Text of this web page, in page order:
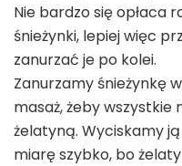
Nie bardzo się opłaca
śnieżynki, lepiej więc
zanurzać je po kolei.
Zanurzamy śnieżynkę
masaż, żeby wszystkie
żelatyną. Wyciskamy
miarę szybko, bo